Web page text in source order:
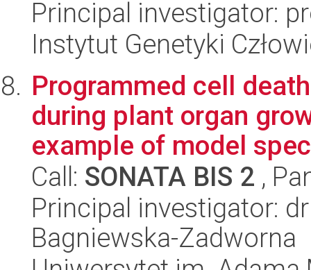
Principal investigator:
Instytut Genetyki
Programmed cell
during plant organ
example of model
Call: SONATA BIS 2 ,
Principal investigator:
Bagniewska-Zadworna